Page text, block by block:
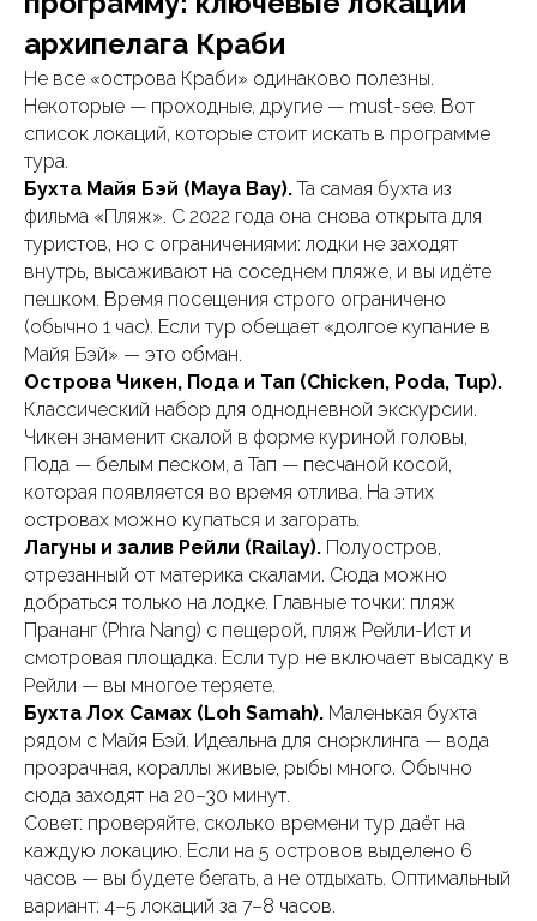
архипелага Краби
Не все «острова Краби» одинаково полезны.
Некоторые — проходные, другие — must-see. Вот
список локаций, которые стоит искать в программе
тура.
Бухта Майя Бэй (Maya Bay). Та самая бухта из
фильма «Пляж». С 2022 года она снова открыта для
туристов, но с ограничениями: лодки не заходят
внутрь, высаживают на соседнем пляже, и вы идёте
пешком. Время посещения строго ограничено
(обычно 1 час). Если тур обещает «долгое купание в
Майя Бэй» — это обман.
Острова Чикен, Пода и Тап (Chicken, Poda, Tup).
Классический набор для однодневной экскурсии.
Чикен знаменит скалой в форме куриной головы,
Пода — белым песком, а Тап — песчаной косой,
которая появляется во время отлива. На этих
островах можно купаться и загорать.
Лагуны и залив Рейли (Railay). Полуостров,
отрезанный от материка скалами. Сюда можно
добраться только на лодке. Главные точки: пляж
Прананг (Phra Nang) с пещерой, пляж Рейли-Ист и
смотровая площадка. Если тур не включает высадку в
Рейли — вы многое теряете.
Бухта Лох Самах (Loh Samah). Маленькая бухта
рядом с Майя Бэй. Идеальна для снорклинга — вода
прозрачная, кораллы живые, рыбы много. Обычно
сюда заходят на 20–30 минут.
Совет: проверяйте, сколько времени тур даёт на
каждую локацию. Если на 5 островов выделено 6
часов — вы будете бегать, а не отдыхать. Оптимальный
вариант: 4–5 локаций за 7–8 часов.